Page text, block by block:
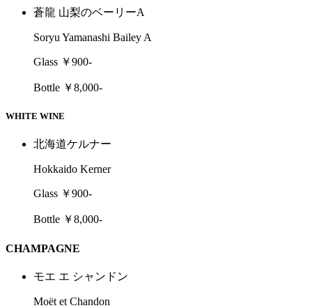
蒼龍 山梨のベーリーA
Soryu Yamanashi Bailey A
Glass ￥900-
Bottle ￥8,000-
WHITE WINE
北海道ケルナー
Hokkaido Kerner
Glass ￥900-
Bottle ￥8,000-
CHAMPAGNE
モエ エ シャンドン
Moët et Chandon